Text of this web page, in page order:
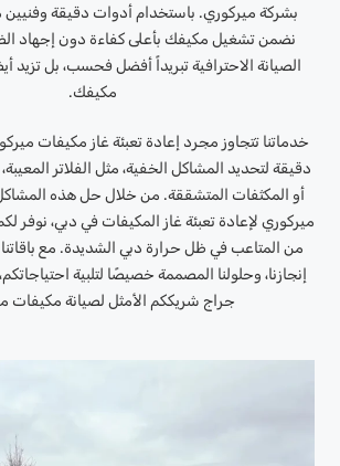
بشركة ميركوري. باستخدام أدوات دقيقة وفنيين
نضمن تشغيل مكيفك بأعلى كفاءة دون إجهاد
الصيانة الاحترافية تبريداً أفضل فحسب، بل تزيد
مكيفك.
خدماتنا تتجاوز مجرد إعادة تعبئة غاز مكيفات
دقيقة لتحديد المشاكل الخفية، مثل الفلاتر
أو المكثفات المتشققة. من خلال حل هذه
ميركوري لإعادة تعبئة غاز المكيفات في دبي، نوفر
من المتاعب في ظل حرارة دبي الشديدة. مع
إنجازنا، وحلولنا المصممة خصيصًا لتلبية
جراج شريككم الأمثل لصيانة مكيفات